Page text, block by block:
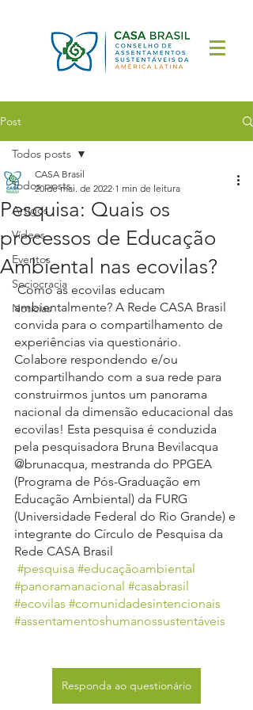
Post
Todos posts
Artigos
Vídeos
Eventos
Sociocracia
Notícias
Todos posts
Pesquisa: Quais os
processos de Educação
Ambiental nas ecovilas?
CASA Brasil
20 de mai. de 2022 1 min de leitura
Como as ecovilas educam
ambientalmente? A Rede CASA Brasil
convida para o compartilhamento de
experiências via questionário.
Colabore respondendo e/ou
compartilhando com a sua rede para
construirmos juntos um panorama
nacional da dimensão educacional das
ecovilas! Esta pesquisa é conduzida
pela pesquisadora Bruna Bevilacqua
@brunacqua, mestranda do PPGEA
(Programa de Pós-Graduação em
Educação Ambiental) da FURG
(Universidade Federal do Rio Grande) e
integrante do Círculo de Pesquisa da
Rede CASA Brasil
#pesquisa #educaçãoambiental
#panoramanacional #casabrasil
#ecovilas #comunidadesintencionais
#assentamentoshumanossustentáveis
Responda ao questionário